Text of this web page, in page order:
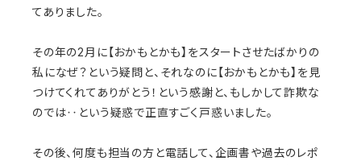
てありました。
その年の2月に【おかもとかも】をスタートさせたばかりの
私になぜ？という疑問と、それなのに【おかもとかも】を見
つけてくれてありがとう！という感謝と、もしかして詐欺な
のでは‥という疑惑で正直すごく戸惑いました。
その後、何度も担当の方と電話して、企画書や過去のレポ